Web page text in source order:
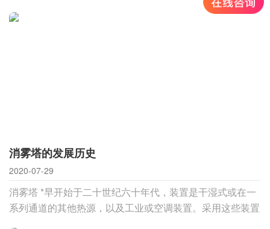
环。率先垂范，为官一任负责任，守土尽责。为提升对餐厨
废弃物的规范管理，清
消雾塔的发展历史
2020-07-29
消雾塔 *早开始于二十世纪六十年代，装置是干湿式或在一
系列通道的其他热源，以及工业或空调装置。采用这些装置